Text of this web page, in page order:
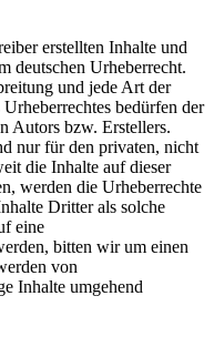
erstellten Inhalte und
deutschen Urheberrecht.
und jede Art der
bedürfen der
Autors bzw. Erstellers.
nur für den privaten, nicht
die Inhalte auf dieser
werden die Urheberrechte
Dritter als solche
eine
bitten wir um einen
von
Inhalte umgehend